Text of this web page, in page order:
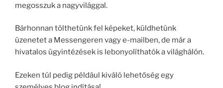
megosszuk a nagyvilággal.
Bárhonnan tölthetünk fel képeket, küldhetünk
üzenetet a Messengeren vagy e-mailben, de már a
hivatalos ügyintézések is lebonyolíthatók a világhálón.
Ezeken túl pedig például kiváló lehetőség egy